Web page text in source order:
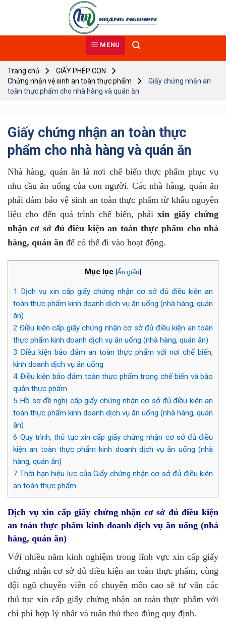
MENU
Trang chủ
GIẤY PHÉP CON
Chứng nhận vệ sinh an toàn thực phẩm
Giấy chứng nhận an
toàn thực phẩm cho nhà hàng và quán ăn
Giấy chứng nhận an toàn thực
phẩm cho nhà hàng và quán ăn
Nhà hàng, quán ăn là nơi chế biến thực phẩm phục vụ
nhu cầu ăn uống của con người. Các nhà hàng, quán ăn
phải đảm bảo vệ sinh an toàn thực phẩm từ khâu nguyên
liệu cho đến quá trình chế biến, phảixin giấy chứng
nhận cơ sở đủ điều kiện an toàn thực phẩm cho nhà
hàng, quán ăn để có thể đi vào hoạt động.
Mục lục [Ẩn giấu]
1 Dịch vụ xin cấp giấy chứng nhận cơ sở đủ điều kiện an
toàn thực phẩm kinh doanh dịch vụ ăn uống (nhà hàng, quán
ăn)
2 Điều kiện cấp giấy chứng nhận cơ sở đủ điều kiện an toàn
thực phẩm kinh doanh dịch vụ ăn uống (nhà hàng, quán ăn)
3 Điều kiện bảo đảm an toàn thực phẩm với nơi chế biến,
kinh doanh dịch vụ ăn uống
4 Điều kiện bảo đảm toàn thực phẩm trong chế biến và bảo
quản thực phẩm
5 Hồ sơ đề nghị cấp giấy chứng nhận cơ sở đủ điều kiện an
toàn thực phẩm kinh doanh dịch vụ ăn uống (nhà hàng, quán
ăn)
6 Quy trình, thủ tục xin cấp giấy chứng nhận cơ sở đủ điều
kiện an toàn thực phẩm kinh doanh dịch vụ ăn uống (nhà
hàng, quán ăn)
7 Thời hạn hiệu lực của Giấy chứng nhận cơ sở đủ điều kiện
an toàn thực phẩm
Dịch vụ xin cấp giấy chứng nhận cơ sở đủ điều kiện
an toàn thực phẩm kinh doanh dịch vụ ăn uống (nhà
hàng, quán ăn)
Với nhiều năm kinh nghiệm trong lĩnh vực xin cấp giấy
chứng nhận cơ sở đủ điều kiện an toàn thực phẩm, cùng
đội ngũ chuyên viên có chuyên môn cao sẽ tư vấn các
thủ tục xin cấp giấy chứng nhận an toàn thực phẩm với
chi phí hợp lý nhất và tuân thủ theo đúng quy định.